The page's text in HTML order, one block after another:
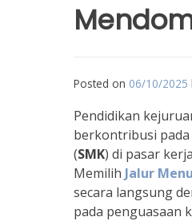
Posted on 06/10/2025
Pendidikan
berkontribusi pada
(SMK) di pasar
Memilih Jalur
secara langsung
pada penguasaan